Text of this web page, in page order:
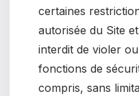
certaines
autorisée du Site
interdit de violer
fonctions de
compris, sans